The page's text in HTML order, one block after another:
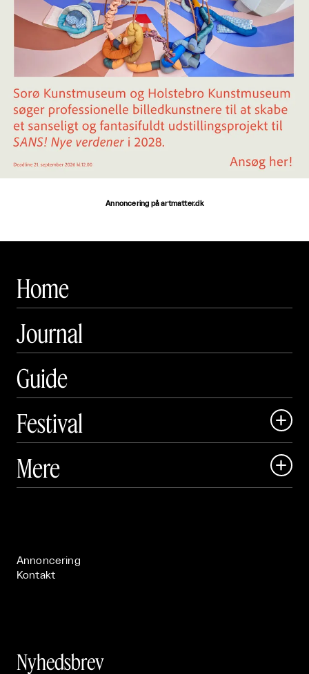
Annoncering på artmatter.dk
Home
Journal
Guide
Festival

 Art Matter Festival
Mere 
Annoncering
Kontakt
Nyhedsbrev